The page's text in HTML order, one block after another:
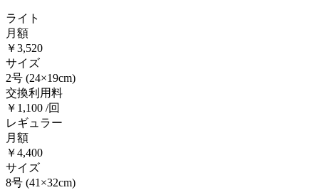
ライト
月額
￥3,520
サイズ
2号 (24×19cm)
交換利用料
￥1,100 /回
レギュラー
月額
￥4,400
サイズ
8号 (41×32cm)